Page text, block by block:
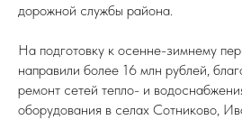
дорожной службы района.
На подготовку к осенне-зимнему
направили более 16 млн рублей,
ремонт сетей тепло- и
оборудования в селах Сотниково,